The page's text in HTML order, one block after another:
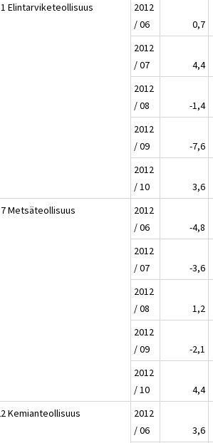
Elintarviketeollisuus
2012
/ 06
0,7
2012
/ 07
4,4
2012
/ 08
-1,4
2012
/ 09
-7,6
2012
/ 10
3,6
Metsäteollisuus
2012
/ 06
-4,8
2012
/ 07
-3,6
2012
/ 08
1,2
2012
/ 09
-2,1
2012
/ 10
4,4
Kemianteollisuus
2012
/ 06
3,6